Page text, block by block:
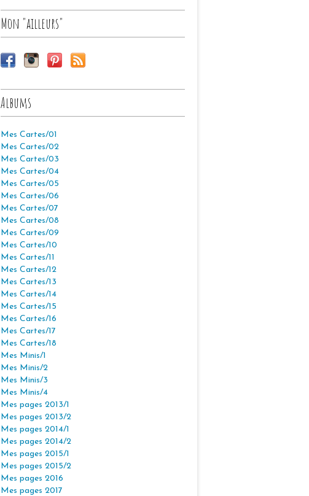
Mon "ailleurs"
Albums
Mes Cartes/01
Mes Cartes/02
Mes Cartes/03
Mes Cartes/04
Mes Cartes/05
Mes Cartes/06
Mes Cartes/07
Mes Cartes/08
Mes Cartes/09
Mes Cartes/10
Mes Cartes/11
Mes Cartes/12
Mes Cartes/13
Mes Cartes/14
Mes Cartes/15
Mes Cartes/16
Mes Cartes/17
Mes Cartes/18
Mes Minis/1
Mes Minis/2
Mes Minis/3
Mes Minis/4
Mes pages 2013/1
Mes pages 2013/2
Mes pages 2014/1
Mes pages 2014/2
Mes pages 2015/1
Mes pages 2015/2
Mes pages 2016
Mes pages 2017